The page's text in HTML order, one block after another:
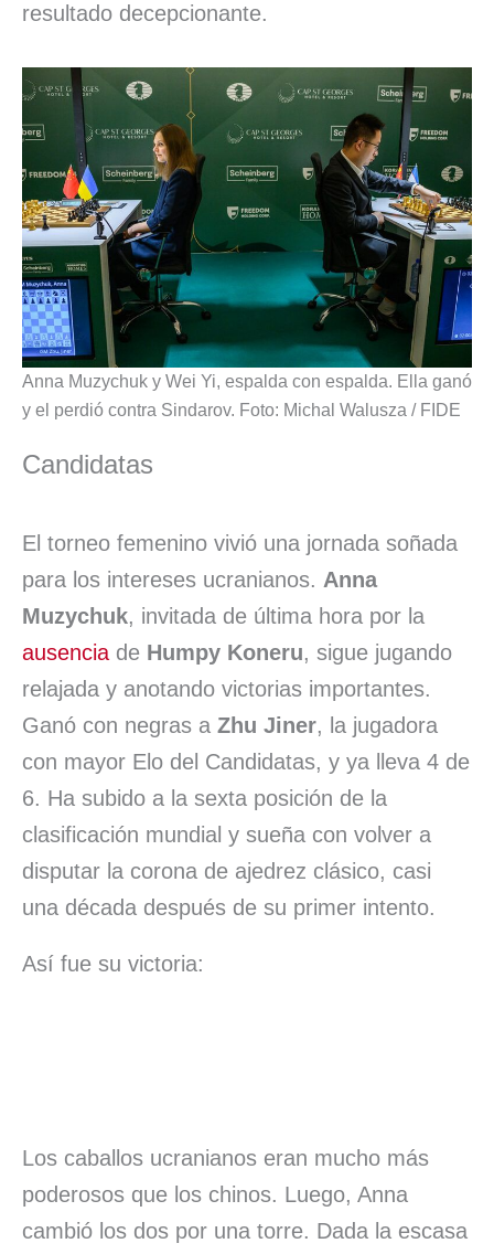
resultado decepcionante.
Anna Muzychuk y Wei Yi, espalda con espalda. Ella ganó
y el perdió contra Sindarov. Foto: Michal Walusza / FIDE
Candidatas
El torneo femenino vivió una jornada soñada
para los intereses ucranianos. Anna
Muzychuk, invitada de última hora por la
ausencia de Humpy Koneru, sigue jugando
relajada y anotando victorias importantes.
Ganó con negras a Zhu Jiner, la jugadora
con mayor Elo del Candidatas, y ya lleva 4 de
6. Ha subido a la sexta posición de la
clasificación mundial y sueña con volver a
disputar la corona de ajedrez clásico, casi
una década después de su primer intento.
Así fue su victoria:
Los caballos ucranianos eran mucho más
poderosos que los chinos. Luego, Anna
cambió los dos por una torre. Dada la escasa